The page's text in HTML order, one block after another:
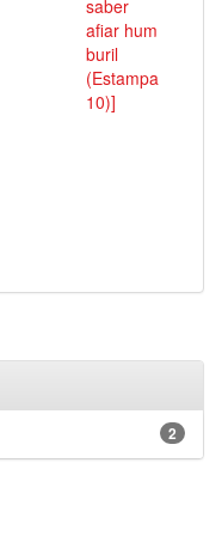
saber
afiar hum
buril
(Estampa
10)]
2